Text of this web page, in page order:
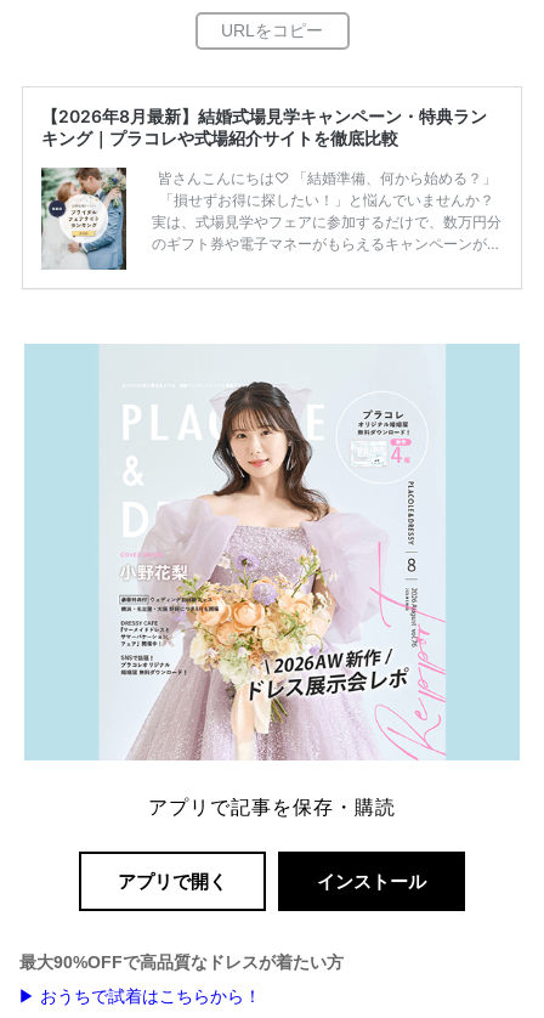
【2026年8月最新】結婚式場見学キャンペーン・特典ラン
キング｜プラコレや式場紹介サイトを徹底比較
皆さんこんにちは♡ 「結婚準備、何から始める？」
「損せずお得に探したい！」と悩んでいませんか？
実は、式場見学やフェアに参加するだけで、数万円分
のギフト券や電子マネーがもらえるキャンペーンがあ
ため、比較せずに選ぶと損をしてしまうことも……。
一番お得？」「プラコレの特典は？」といった疑問も
解決します。 まずは診断で候補を絞れる「ウェディ
ング診断」か、体験型 […]続きを読む
アプリで記事を保存・購読
アプリで開く インストール
最大90%OFFで高品質なドレスが着たい方
▶ おうちで試着はこちらから！